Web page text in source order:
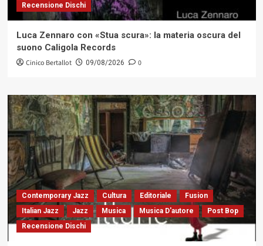
Recensione Dischi
Luca Zennaro con «Stua scura»: la materia oscura del
suono Caligola Records
Cinico Bertallot 09/08/2026 0
Contemporary Jazz Cultura Editoriale
Fusion
Italian Jazz
Jazz Musica Musica D'autore
Post Bop
Recensione Dischi